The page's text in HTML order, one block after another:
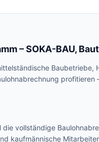
– SOKA-BAU,
Baubetriebe,
profitieren
vollständige
kaufmännische